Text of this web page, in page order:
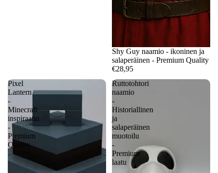
Shy Guy naamio - ikoninen ja
salaperäinen - Premium Quality
€28,95
Pixel
Lantern
-
Minecraft
inspiraatio
-
Premium
Quality
Ruttotohtori
naamio
-
Historiallinen
ja
salaperäinen
muotoilu
-
Premium
laatu